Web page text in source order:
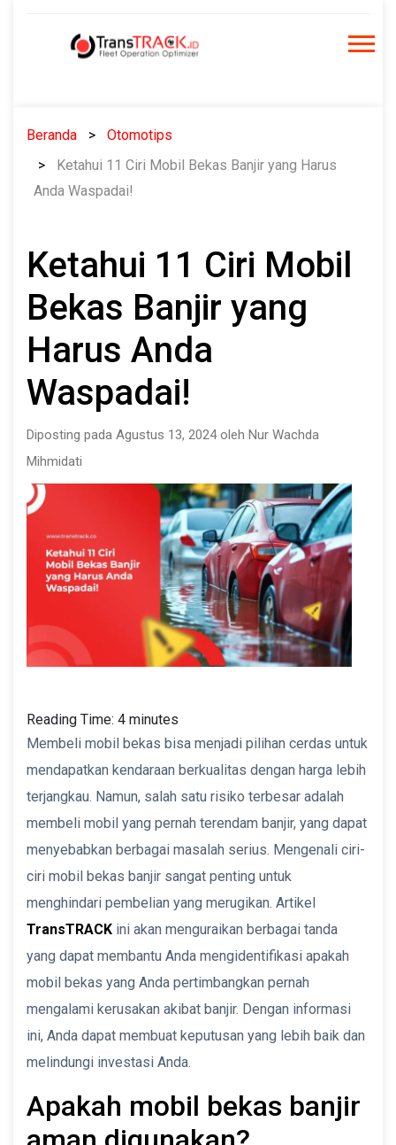
Beranda
Otomotips
Ketahui 11 Ciri Mobil Bekas Banjir yang Harus
Anda Waspadai!
Ketahui 11 Ciri Mobil
Bekas Banjir yang
Harus Anda
Waspadai!
Diposting pada Agustus 13, 2024 oleh Nur Wachda
Mihmidati
Reading Time: 4 minutes
Membeli mobil bekas bisa menjadi pilihan cerdas untuk
mendapatkan kendaraan berkualitas dengan harga lebih
terjangkau. Namun, salah satu risiko terbesar adalah
membeli mobil yang pernah terendam banjir, yang dapat
menyebabkan berbagai masalah serius. Mengenali ciri-
ciri mobil bekas banjir sangat penting untuk
menghindari pembelian yang merugikan. Artikel
TransTRACK ini akan menguraikan berbagai tanda
yang dapat membantu Anda mengidentifikasi apakah
mobil bekas yang Anda pertimbangkan pernah
mengalami kerusakan akibat banjir. Dengan informasi
ini, Anda dapat membuat keputusan yang lebih baik dan
melindungi investasi Anda.
Apakah mobil bekas banjir